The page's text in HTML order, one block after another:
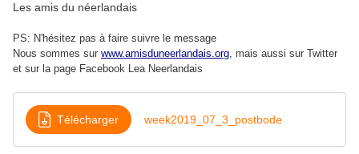
Les amis du néerlandais
PS: N'hésitez pas à faire suivre le message
Nous sommes sur www.amisduneerlandais.org, mais aussi sur Twitter
et sur la page Facebook Lea Neerlandais
Télécharger week2019_07_3_postbode